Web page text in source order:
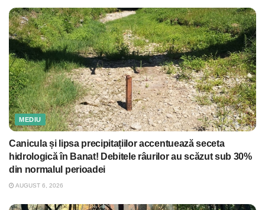
MEDIU
Canicula și lipsa precipitațiilor accentuează seceta
hidrologică în Banat! Debitele râurilor au scăzut sub 30%
din normalul perioadei
AUGUST 6, 2026